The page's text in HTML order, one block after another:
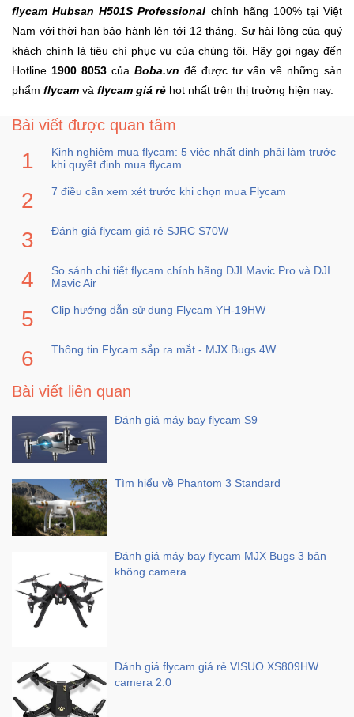
flycam Hubsan H501S Professional chính hãng 100% tại Việt
Nam với thời hạn bảo hành lên tới 12 tháng. Sự hài lòng của quý
khách chính là tiêu chí phục vụ của chúng tôi. Hãy gọi ngay đến
Hotline 1900 8053 của Boba.vn để được tư vấn về những sản
phẩm flycam và flycam giá rẻ hot nhất trên thị trường hiện nay.
Bài viết được quan tâm
Kinh nghiệm mua flycam: 5 việc nhất định phải làm trước
khi quyết định mua flycam
7 điều cần xem xét trước khi chọn mua Flycam
Đánh giá flycam giá rẻ SJRC S70W
So sánh chi tiết flycam chính hãng DJI Mavic Pro và DJI
Mavic Air
Clip hướng dẫn sử dụng Flycam YH-19HW
Thông tin Flycam sắp ra mắt - MJX Bugs 4W
Bài viết liên quan
Đánh giá máy bay flycam S9
Tìm hiểu về Phantom 3 Standard
Đánh giá máy bay flycam MJX Bugs 3 bản
không camera
Đánh giá flycam giá rẻ VISUO XS809HW
camera 2.0